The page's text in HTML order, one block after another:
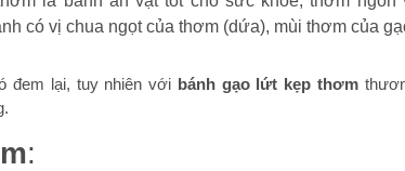
có vị chua ngọt của thơm (dứa), mùi thơm của
đem lại, tuy nhiên với bánh gạo lứt kẹp thơm
: